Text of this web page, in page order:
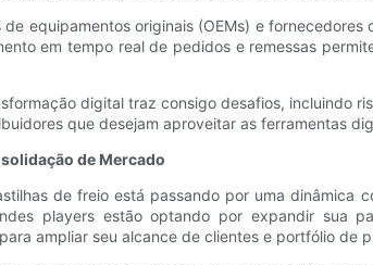
equipamentos originais (OEMs) e
em tempo real de pedidos e remessas
digital traz consigo desafios, incluindo
que desejam aproveitar as ferramentas
de Mercado
de freio está passando por uma dinâmica
players estão optando por expandir sua
ampliar seu alcance de clientes e portfólio de